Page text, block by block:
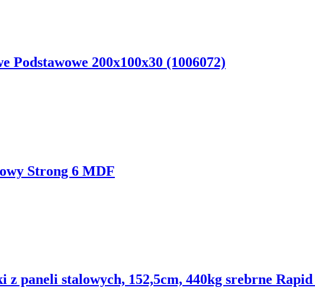
Podstawowe 200x100x30 (1006072)
Strong 6 MDF
z paneli stalowych, 152,5cm, 440kg srebrne Rapid